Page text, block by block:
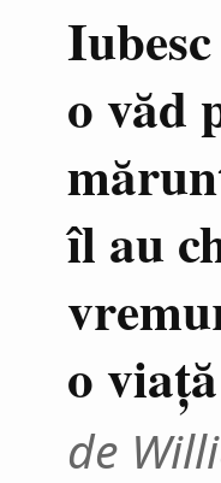
o văd
îl au
o viaţă
de